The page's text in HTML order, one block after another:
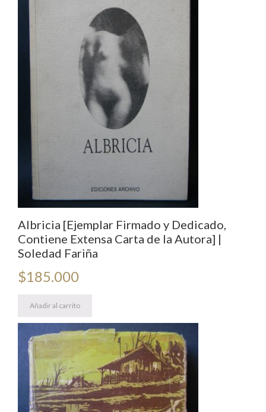
Albricia [Ejemplar Firmado y Dedicado,
Contiene Extensa Carta de la Autora] |
Soledad Fariña
$185.000
Añadir al carrito